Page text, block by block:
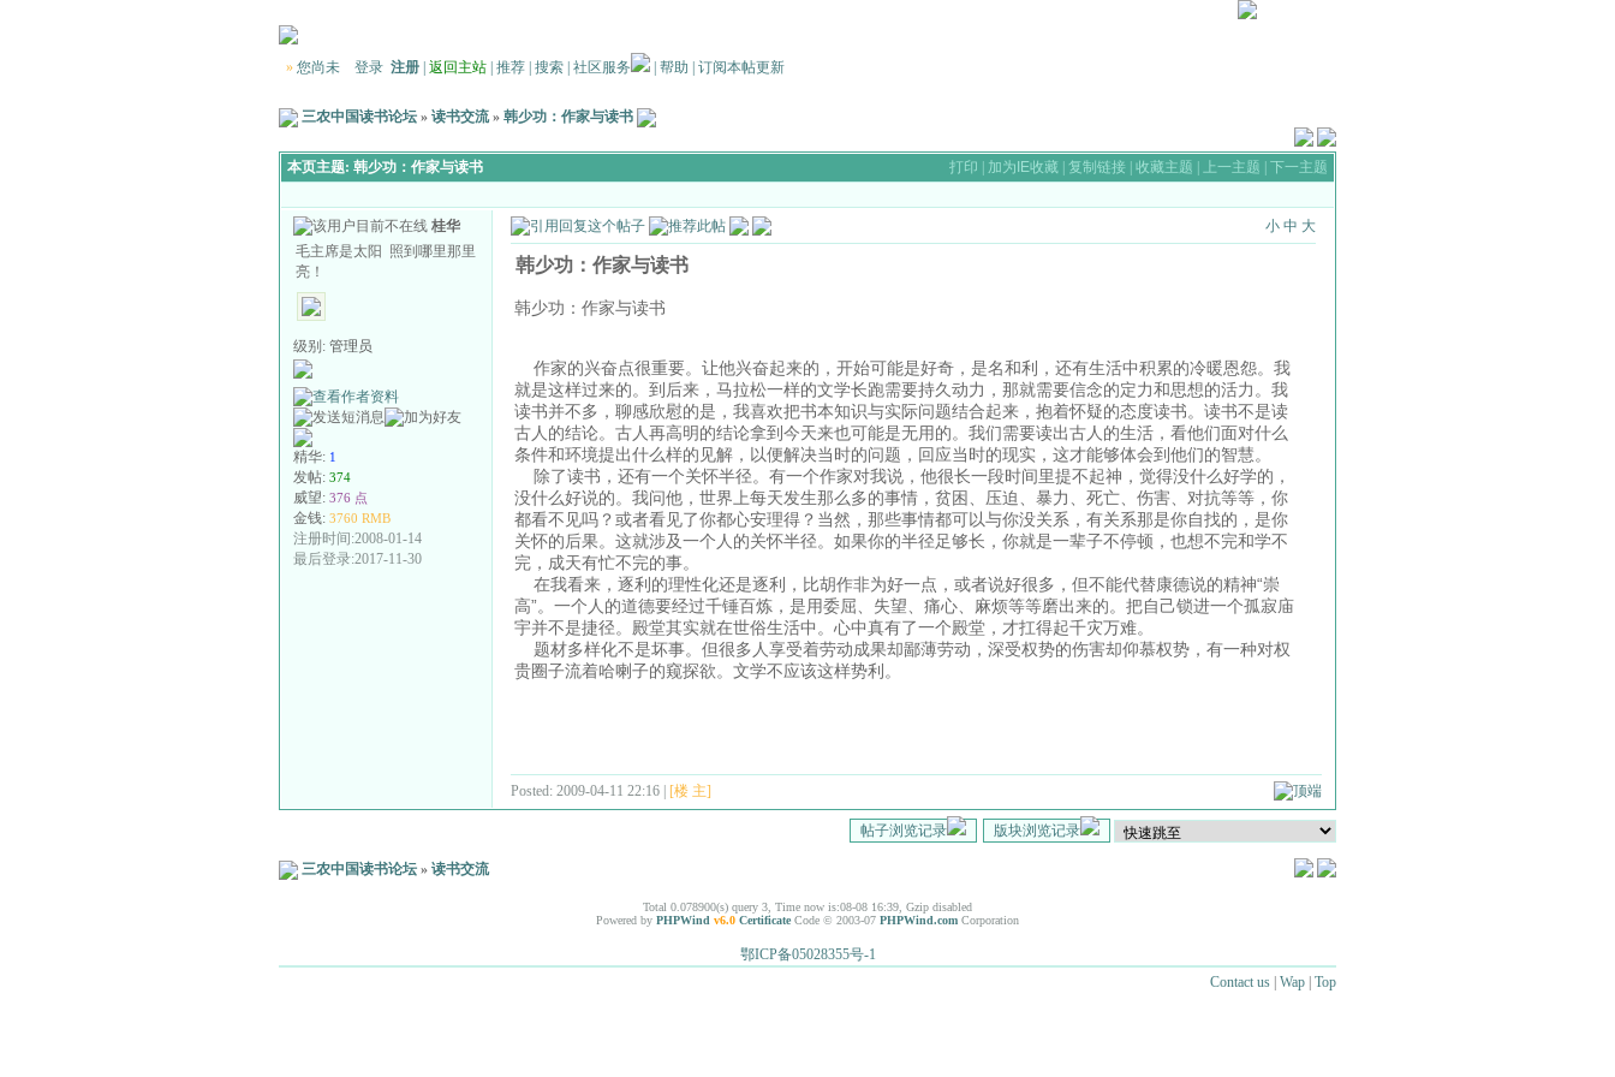
» 您尚未 登录 注册 返回主站 推荐 搜索 社区服务 帮助 订阅本帖更新
三农中国读书论坛 » 读书交流» 韩少功：作家与读书
本页主题: 韩少功：作家与读书 打印 | 加为IE收藏 |复制链接 |收藏主题 | 上一主题 |下一主题
桂华
毛主席是太阳 照到哪里那里
亮！
级别: 管理员
精华: 1
发帖: 374
威望: 376 点
金钱: 3760 RMB
注册时间:2008-01-14
最后登录:2017-11-30
小 中 大
韩少功：作家与读书
韩少功：作家与读书
作家的兴奋点很重要。让他兴奋起来的，开始可能是好奇，是名和利，还有生活中积累的冷暖恩怨。我
就是这样过来的。到后来，马拉松一样的文学长跑需要持久动力，那就需要信念的定力和思想的活力。我
读书并不多，聊感欣慰的是，我喜欢把书本知识与实际问题结合起来，抱着怀疑的态度读书。读书不是读
古人的结论。古人再高明的结论拿到今天来也可能是无用的。我们需要读出古人的生活，看他们面对什么
条件和环境提出什么样的见解，以便解决当时的问题，回应当时的现实，这才能够体会到他们的智慧。
除了读书，还有一个关怀半径。有一个作家对我说，他很长一段时间里提不起神，觉得没什么好学的，
没什么好说的。我问他，世界上每天发生那么多的事情，贫困、压迫、暴力、死亡、伤害、对抗等等，你
都看不见吗？或者看见了你都心安理得？当然，那些事情都可以与你没关系，有关系那是你自找的，是你
关怀的后果。这就涉及一个人的关怀半径。如果你的半径足够长，你就是一辈子不停顿，也想不完和学不
完，成天有忙不完的事。
在我看来，逐利的理性化还是逐利，比胡作非为好一点，或者说好很多，但不能代替康德说的精神“崇
高”。一个人的道德要经过千锤百炼，是用委屈、失望、痛心、麻烦等等磨出来的。把自己锁进一个孤寂庙
宇并不是捷径。殿堂其实就在世俗生活中。心中真有了一个殿堂，才扛得起千灾万难。
题材多样化不是坏事。但很多人享受着劳动成果却鄙薄劳动，深受权势的伤害却仰慕权势，有一种对权
贵圈子流着哈喇子的窥探欲。文学不应该这样势利。
Posted: 2009-04-11 22:16 | [楼 主]
帖子浏览记录 版块浏览记录
三农中国读书论坛 » 读书交流
Total 0.078900(s) query 3, Time now is:08-08 16:39, Gzip disabled
Powered by PHPWind v6.0 Certificate Code © 2003-07 PHPWind.com Corporation
鄂ICP备05028355号-1
Contact us | Wap | Top